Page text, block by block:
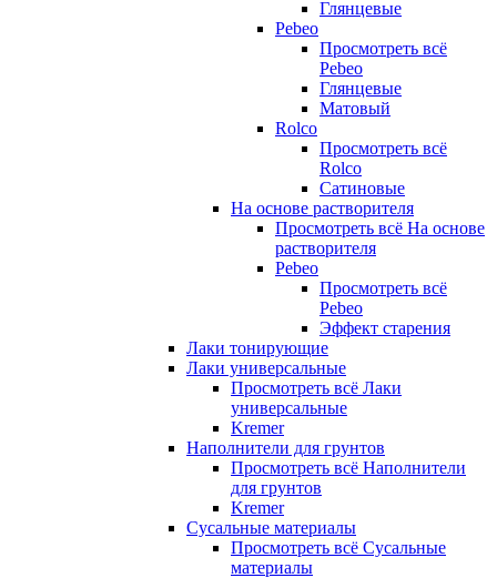
Глянцевые
Pebeo
Просмотреть всё
Pebeo
Глянцевые
Матовый
Rolco
Просмотреть всё
Rolco
Сатиновые
На основе растворителя
Просмотреть всё На основе
растворителя
Pebeo
Просмотреть всё
Pebeo
Эффект старения
Лаки тонирующие
Лаки универсальные
Просмотреть всё Лаки
универсальные
Kremer
Наполнители для грунтов
Просмотреть всё Наполнители
для грунтов
Kremer
Сусальные материалы
Просмотреть всё Сусальные
материалы